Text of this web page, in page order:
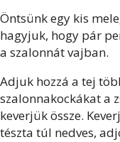
Öntsünk egy kis
hagyjuk, hogy pár
a szalonnát vajban.
Adjuk hozzá a tej
szalonnakockákat a
keverjük össze.
tészta túl nedves,